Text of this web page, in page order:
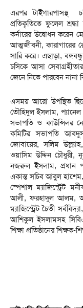
এরপর টাইগারপাসস্থ
প্রতিকৃতিতে ফুলেল
কর্নারের উদ্বোধন করেন
আত্মজীবনী, কারাগারের
সারি করে। এছাড়া,
চসিকে আসা
জেনে নিতে পারবেন নানা
এসময় আরো উপস্থিত
তৌহিদুল ইসলাম, প্যানেল
সভাপতি ও কাউন্সিলর
কমিটির সভাপতি
জোবায়ের, সলিম
ওয়াসিম উদ্দিন চৌধুরী,
নজরুল ইসলাম, প্রধান
একান্ত সচিব আবুল হাশেম,
স্পেশাল ম্যাজিস্ট্রেট
আলী, ফরহাদুল আলম,
ম্যাজিস্ট্রেট চৈতী
আশিকুল ইসলামসহ সিবিএ
শিক্ষা প্রতিষ্ঠানের